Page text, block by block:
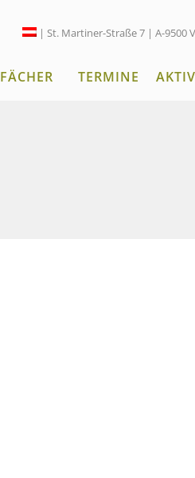
| St. Martiner-Straße 7 | A-9500
FÄCHER TERMINE